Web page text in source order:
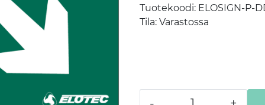
Tuotekoodi: ELOSIGN-P-
Tila: Varastossa